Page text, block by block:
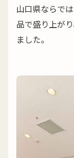
山口県ならで
品で盛り上が
ました。